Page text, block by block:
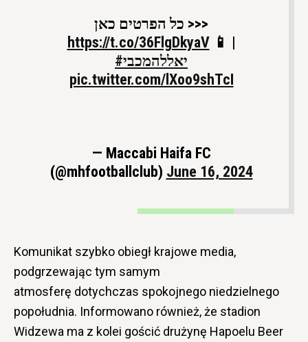
כל הפרטים כאן >>>
https://t.co/36FlgDkyaV📱 |
#יאללהמכבי
pic.twitter.com/lXoo9shTcI
— Maccabi Haifa FC
(@mhfootballclub) June 16, 2024
Komunikat szybko obiegł krajowe media,
podgrzewając tym samym
atmosferę dotychczas spokojnego niedzielnego
popołudnia. Informowano również, że stadion
Widzewa ma z kolei gościć drużynę Hapoelu Beer